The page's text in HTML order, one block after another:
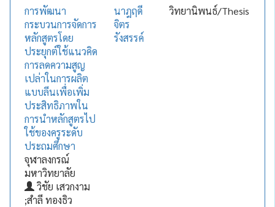
การพัฒนา
กระบวนการจัดการ
หลักสูตรโดย
ประยุกต์ใช้แนวคิด
การลดความสูญ
เปล่าในการผลิต
แบบลีนเพื่อเพิ่ม
ประสิทธิภาพใน
การนำหลักสูตรไป
ใช้ของครูระดับ
ประถมศึกษา
จุฬาลงกรณ์
มหาวิทยาลัย
วิชัย เสวกงาม
;สำลี ทองธิว
นาฎฤดี
จิตร
รังสรรค์
วิทยานิพนธ์/Thesis